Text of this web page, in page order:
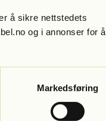
å sikre nettstedets
og i annonser for å
Markedsføring